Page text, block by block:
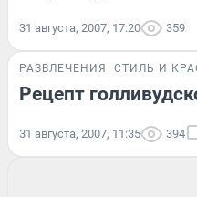
31 августа, 2007, 17:20 359
РАЗВЛЕЧЕНИЯ СТИЛЬ И
Рецепт
31 августа, 2007, 11:35 394